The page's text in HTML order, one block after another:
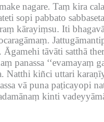
nagare. Taṃ kira
sopi pabbato
kārayiṃsu. Iti
Āgamehi tāvāti satthā
panassa ‘‘evamayaṃ
Natthi kiñci uttari
vā puna paṭicayopi
kinti